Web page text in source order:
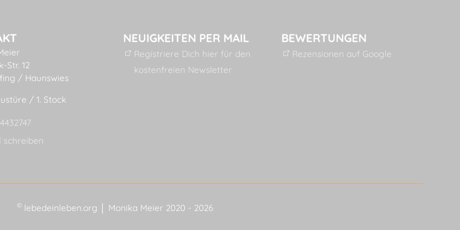
Str. 12
/ Haunswies
/ 1. Stock
schreiben
NEUIGKEITEN PER MAIL
Registriere Dich hier für den
kostenfreien Newsletter
BEWERTUNGEN
Rezensionen auf Google
© lebedeinleben.org │ Monika Meier 2020 - 2026